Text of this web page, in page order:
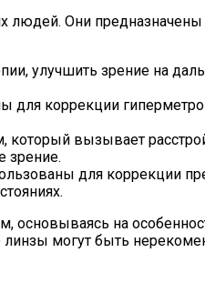
людей. Они
улучшить зрение на
для коррекции
вызывает
зрение.
для коррекции
на
линзы могут быть